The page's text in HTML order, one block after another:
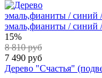
эмаль,фианиты / синий
эмаль,фианиты / синий
15%
8 810 руб
7 490 руб
Дерево "Счастья"